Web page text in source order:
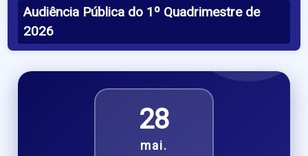
Audiência Pública do 1º Quadrimestre de
2026
28
mai.